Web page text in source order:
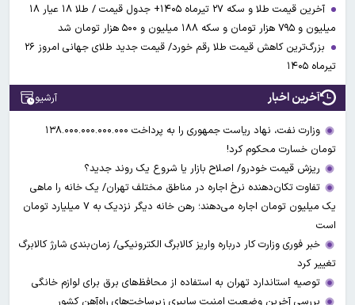
آخرین قیمت طلا و سکه ۲۷ تیرماه ۱۴۰۵+ جدول قیمت / طلا ۱۸ عیار ۱۸
میلیون و ۷۹۵ هزار تومان و سکه ۱۸۸ میلیون و ۵۰۰ هزار تومان شد
بزرگ‌ترین کاهش قیمت طلا رقم خورد/ قیمت جدید طلای جهانی امروز ۲۶
تیرماه ۱۴۰۵
آخرین اخبار آرشیو
وزارت نفت، نهاد ریاست جمهوری را به پرداخت ۱۳۸.۰۰۰.۰۰۰.۰۰۰.۰۰۰
تومان خسارت محکوم کرد!
ریزش قیمت خودرو/ اصلاح بازار یا شروع یک روند جدید؟
تفاوت تکان‌دهنده نرخ اجاره در مناطق مختلف تهران/ یک خانه را ماهی
یک میلیون تومان اجاره می‌دهند؛ رهن خانه دیگر نزدیک به ۷ میلیارد تومان
است
خبر فوری وزارت کار درباره واریز کالابرگ الکترونیکی/ زمان‌بندی شارژ کالابرگ
تغییر کرد
توصیه استاندارد تهران به استفاده از محافظ‌های برق برای لوازم خانگی
بررسی آخرین وضعیت امنیت سایبری زیرساخت‌های راه‌آهن کشور